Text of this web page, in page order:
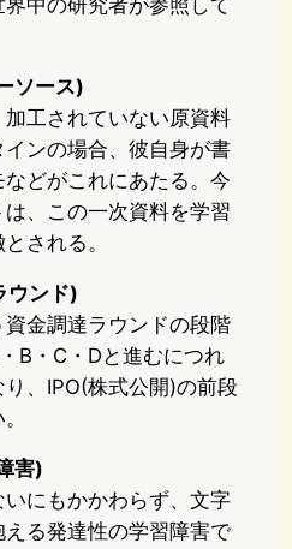
中の研究者が参照して
ソース)
工されていない原資料
ンの場合、彼自身が書
どがこれにあたる。今
、この一次資料を学習
される。
ウンド)
金調達ラウンドの段階
B・C・Dと進むにつれ
、IPO(株式公開)の前段
害)
にもかかわらず、文字
る発達性の学習障害で